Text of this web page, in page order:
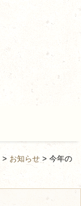
> お知らせ > 今年の